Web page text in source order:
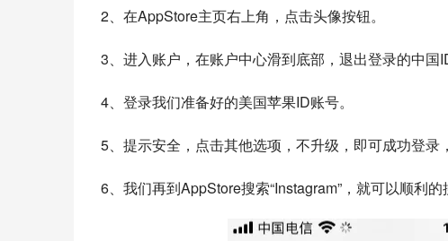
2、在AppStore主页右上角，点击头像按钮。
3、进入账户，在账户中心滑到底部，退出登录的中国
4、登录我们准备好的美国苹果ID账号。
5、提示安全，点击其他选项，不升级，即可成功登录
6、我们再到AppStore搜索“Instagram”，就可以顺利